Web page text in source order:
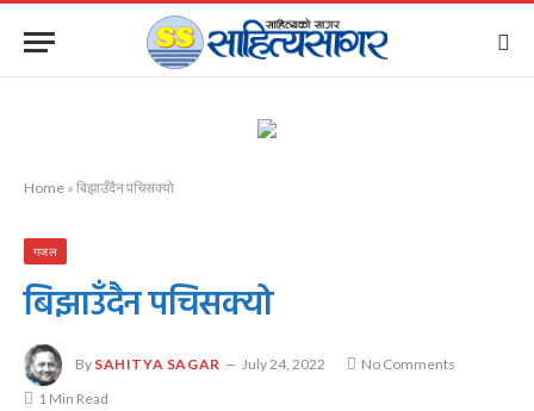
Home » बिझाउँदैन पचिसक्यो
गजल
बिझाउँदैन पचिसक्यो
By SAHITYA SAGAR July 24, 2022
No Comments
1 Min Read